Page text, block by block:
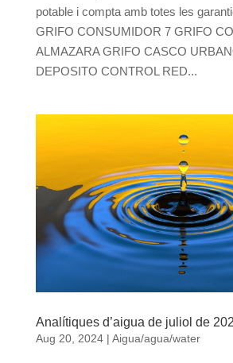
potable i compta amb totes les
GRIFO CONSUMIDOR 7 GRIFO
ALMAZARA GRIFO CASCO
DEPOSITO CONTROL RED...
Analítiques d’aigua de juliol de
Aug 20, 2024| Aigua/agua/water